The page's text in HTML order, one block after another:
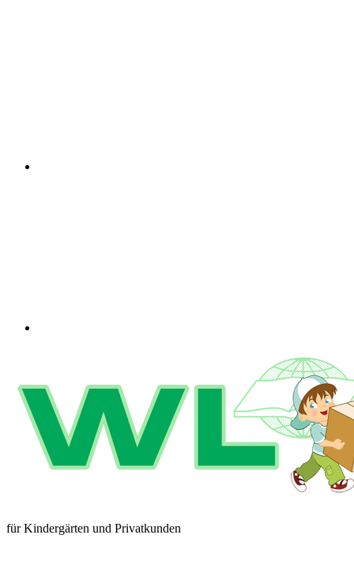
für Kindergärten und Privatkunden